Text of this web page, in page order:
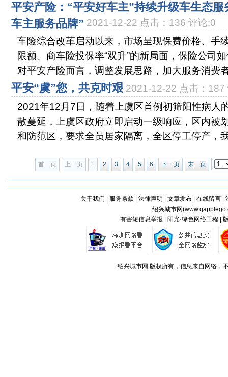
平安产险：“平安好车主”持续升级车生态
车主服务品牌” 2021-12-22 点击：136 评论:0
车险综合改革启动以来，市场呈现保费价格、手
限额、商车险投保率“双升”的新局面，保险公司
对平安产险而言，调整发展思路，加大服务消费
平安“虞”您，共克时艰 2021-12-22 点击：187
2021年12月7日，随着上虞区首例初筛阳性病人
散蔓延，上虞区政府立即启动一级响应，区内被
和防范区，要求全员居家隔离，全区停工停产，
首 页 上一页 1 2 3 4 5 6 下一页 末 页
关于我们 服务条款 法律声明 文章发布| 在线留言|
绍兴城市网(
有害短信息举报 | 阳光·绿色网络工程 |
绍兴城市网 版权所有，信息来自网络，